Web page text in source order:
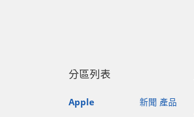
分區列表
Apple 新聞 產品